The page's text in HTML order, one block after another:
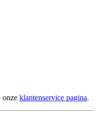
onze klantenservice pagina.